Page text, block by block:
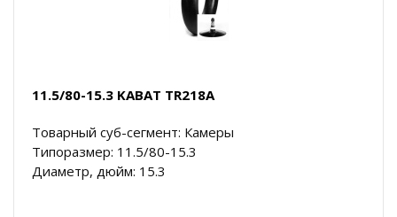
11.5/80-15.3 KABAT TR218A
Товарный суб-сегмент: Камеры
Типоразмер: 11.5/80-15.3
Диаметр, дюйм: 15.3